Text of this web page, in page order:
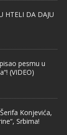
HTELI DA DAJU
pesmu u
(VIDEO)
Konjevića,
Srbima!